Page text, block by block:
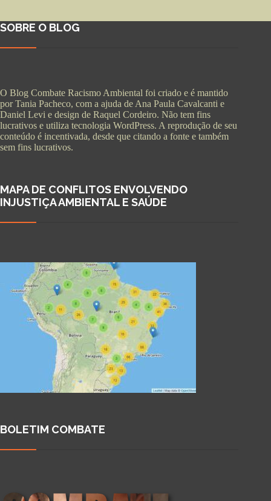
SOBRE O BLOG
O Blog Combate Racismo Ambiental foi criado e é mantido
por Tania Pacheco, com a ajuda de Ana Paula Cavalcanti e
Daniel Levi e design de Raquel Cordeiro. Não tem fins
lucrativos e utiliza tecnologia WordPress. A reprodução de seu
conteúdo é incentivada, desde que citando a fonte e também
sem fins lucrativos.
MAPA DE CONFLITOS ENVOLVENDO
INJUSTIÇA AMBIENTAL E SAÚDE
BOLETIM COMBATE